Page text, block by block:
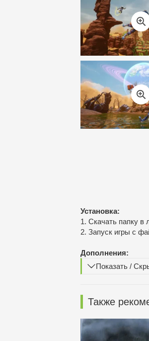
Установка:
1. Скачать папку в
2. Запуск игры с
Дополнения:
Показать /
Также